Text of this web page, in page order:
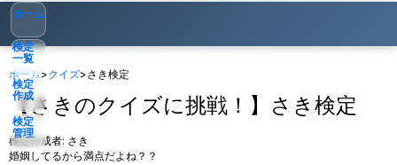
ホーム
検定
一覧
検定
作成
検定
管理
ホーム>クイズ>さき検定
【さきのクイズに挑戦！】さき検定
検定作成者: さき
婚姻してるから満点だよね？？